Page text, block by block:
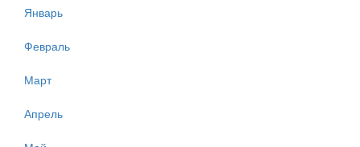
Январь
Февраль
Март
Апрель